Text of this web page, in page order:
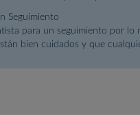
Seguimiento
para un seguimiento por lo
bien cuidados y que